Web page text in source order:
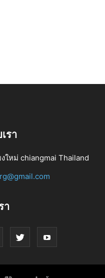
รา
ใหม่ chiangmai Thailand
า